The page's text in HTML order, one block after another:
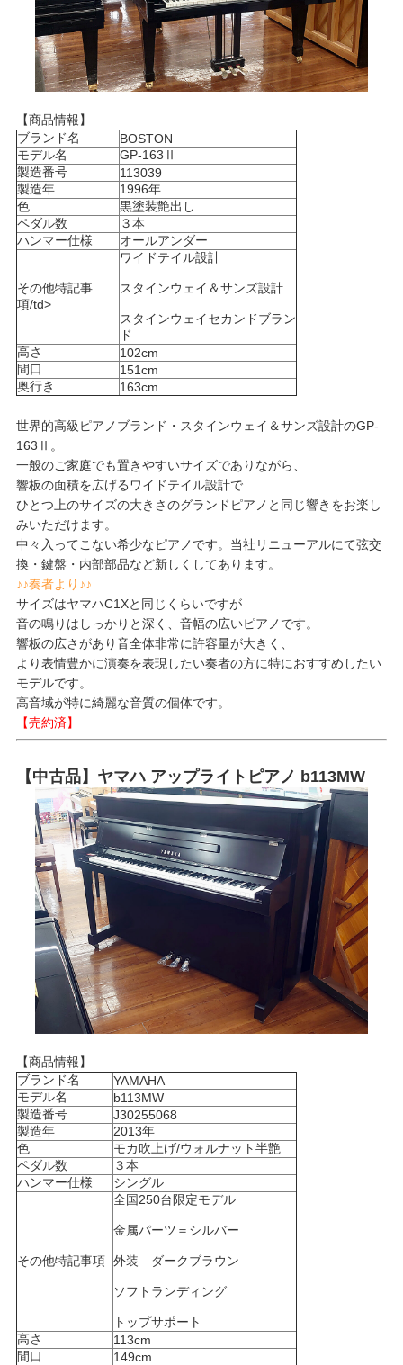
【商品情報】
ブランド名
BOSTON
モデル名
GP-163Ⅱ
製造番号
113039
製造年
1996年
色
黒塗装艶出し
ペダル数
３本
ハンマー仕様
オールアンダー
その他特記事
項/td>
ワイドテイル設計
スタインウェイ＆サンズ設計
スタインウェイセカンドブラン
ド
高さ
102cm
間口
151cm
奥行き
163cm
世界的高級ピアノブランド・スタインウェイ＆サンズ設計のGP-
163Ⅱ。
一般のご家庭でも置きやすいサイズでありながら、
響板の面積を広げるワイドテイル設計で
ひとつ上のサイズの大きさのグランドピアノと同じ響きをお楽し
みいただけます。
中々入ってこない希少なピアノです。当社リニューアルにて弦交
換・鍵盤・内部部品など新しくしてあります。
♪♪奏者より♪♪
サイズはヤマハC1Xと同じくらいですが
音の鳴りはしっかりと深く、音幅の広いピアノです。
響板の広さがあり音全体非常に許容量が大きく、
より表情豊かに演奏を表現したい奏者の方に特におすすめしたい
モデルです。
高音域が特に綺麗な音質の個体です。
【売約済】
【中古品】ヤマハ アップライトピアノ b113MW
【商品情報】
ブランド名
YAMAHA
モデル名
b113MW
製造番号
J30255068
製造年
2013年
色
モカ吹上げ/ウォルナット半艶
ペダル数
３本
ハンマー仕様
シングル
その他特記事項
全国250台限定モデル
金属パーツ＝シルバー
外装 ダークブラウン
ソフトランディング
トップサポート
高さ
113cm
間口
149cm